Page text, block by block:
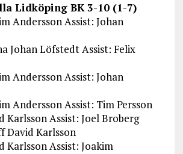
Lidköping BK 3-10 (1-7)
Andersson Assist: Johan
Johan Löfstedt Assist: Felix
Andersson Assist: Johan
Andersson Assist: Tim Persson
Karlsson Assist: Joel Broberg
David Karlsson
Karlsson Assist: Joakim